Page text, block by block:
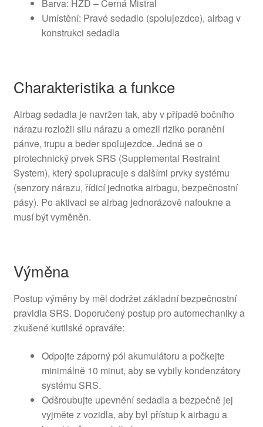
Barva: HZD – Černá Mistral
Umístění: Pravé sedadlo (spolujezdce), airbag v
konstrukci sedadla
Charakteristika a funkce
Airbag sedadla je navržen tak, aby v případě bočního
nárazu rozložil silu nárazu a omezil riziko poranění
pánve, trupu a beder spolujezdce. Jedná se o
pirotechnický prvek SRS (Supplemental Restraint
System), který spolupracuje s dalšími prvky systému
(senzory nárazu, řídicí jednotka airbagu, bezpečnostní
pásy). Po aktivaci se airbag jednorázově nafoukne a
musí být vyměněn.
Výměna
Postup výměny by měl dodržet základní bezpečnostní
pravidla SRS. Doporučený postup pro automechaniky a
zkušené kutilské opraváře:
Odpojte záporný pól akumulátoru a počkejte
minimálně 10 minut, aby se vybily kondenzátory
systému SRS.
Odšroubujte upevnění sedadla a bezpečně jej
vyjměte z vozidla, aby byl přístup k airbagu a